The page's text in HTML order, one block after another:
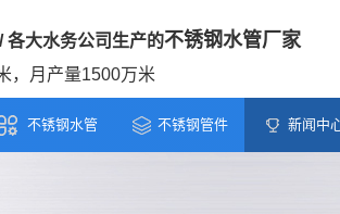
各大水务公司生产的不锈钢水管厂家
月产量1500万米
不锈钢水管 不锈钢管件 新闻中